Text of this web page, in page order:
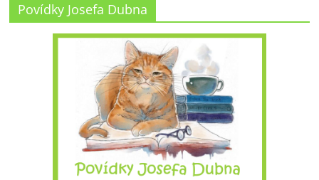
Povídky Josefa Dubna